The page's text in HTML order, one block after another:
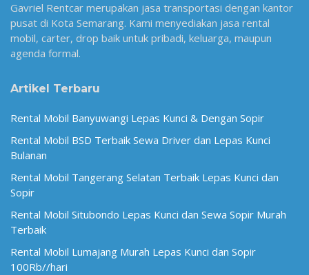
Gavriel Rentcar merupakan jasa transportasi dengan kantor
pusat di Kota Semarang. Kami menyediakan jasa rental
mobil, carter, drop baik untuk pribadi, keluarga, maupun
agenda formal.
Artikel Terbaru
Rental Mobil Banyuwangi Lepas Kunci & Dengan Sopir
Rental Mobil BSD Terbaik Sewa Driver dan Lepas Kunci
Bulanan
Rental Mobil Tangerang Selatan Terbaik Lepas Kunci dan
Sopir
Rental Mobil Situbondo Lepas Kunci dan Sewa Sopir Murah
Terbaik
Rental Mobil Lumajang Murah Lepas Kunci dan Sopir
100Rb//hari